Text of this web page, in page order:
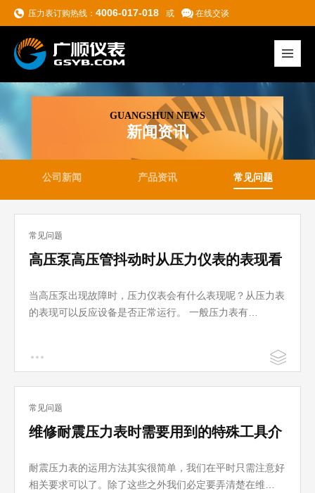
压力表订购热线： 4006-017-018 或 在线交谈
GUANGSHUN NEWS
新闻资讯
公司新闻 产品资讯 常见问题
常见问题
高压泵高压管抖动时从压力仪表的表现看
当高压泵出现故障时，压力仪表会有什么表现呢？从压力表
的表现可以反应设备是否正常运行。 一般压力表有…
常见问题
维修耐震压力表时需要用到的特殊工具介
耐震压力表的运用方法其实很简单，我们在平时只需注意好
相关要求可以了。除了这些之外我们必定要弄清楚在维…